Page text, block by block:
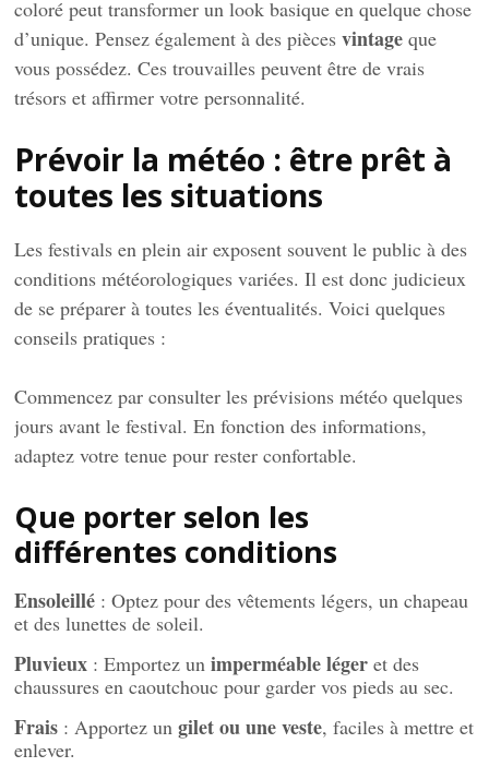
coloré peut transformer un look basique en quelque chose
d’unique. Pensez également à des piècesvintage que
vous possédez. Ces trouvailles peuvent être de vrais
trésors et affirmer votre personnalité.
Prévoir la météo : être prêt à
toutes les situations
Les festivals en plein air exposent souvent le public à des
conditions météorologiques variées. Il est donc judicieux
de se préparer à toutes les éventualités. Voici quelques
conseils pratiques :
Commencez par consulter les prévisions météo quelques
jours avant le festival. En fonction des informations,
adaptez votre tenue pour rester confortable.
Que porter selon les
différentes conditions
Ensoleillé : Optez pour des vêtements légers, un chapeau
et des lunettes de soleil.
Pluvieux : Emportez unimperméable léger et des
chaussures en caoutchouc pour garder vos pieds au sec.
Frais : Apportez ungilet ou une veste, faciles à mettre et
enlever.